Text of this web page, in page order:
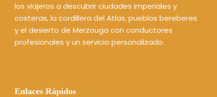
los viajeros a descubrir ciudades imperiales y
costeras, la cordillera del Atlas, pueblos bereberes
y el desierto de Merzouga con conductores
profesionales y un servicio personalizado.
Enlaces Rápidos